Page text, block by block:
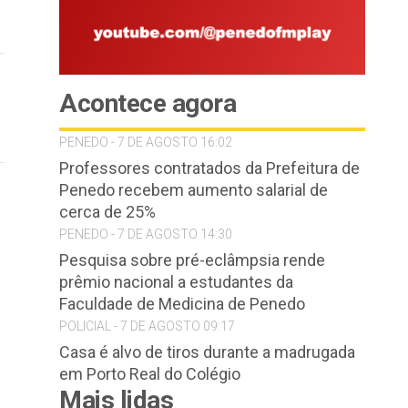
Acontece agora
PENEDO - 7 DE AGOSTO 16:02
Professores contratados da Prefeitura de
Penedo recebem aumento salarial de
cerca de 25%
PENEDO - 7 DE AGOSTO 14:30
Pesquisa sobre pré-eclâmpsia rende
prêmio nacional a estudantes da
Faculdade de Medicina de Penedo
POLICIAL - 7 DE AGOSTO 09:17
Casa é alvo de tiros durante a madrugada
em Porto Real do Colégio
Mais lidas